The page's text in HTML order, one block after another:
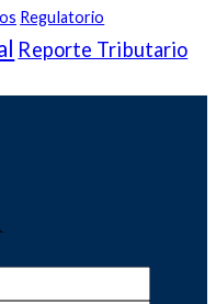
Regulatorio
Reporte Tributario